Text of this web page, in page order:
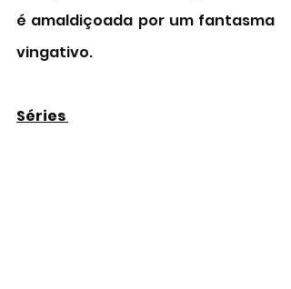
é amaldiçoada por um fantasma
vingativo.
Séries